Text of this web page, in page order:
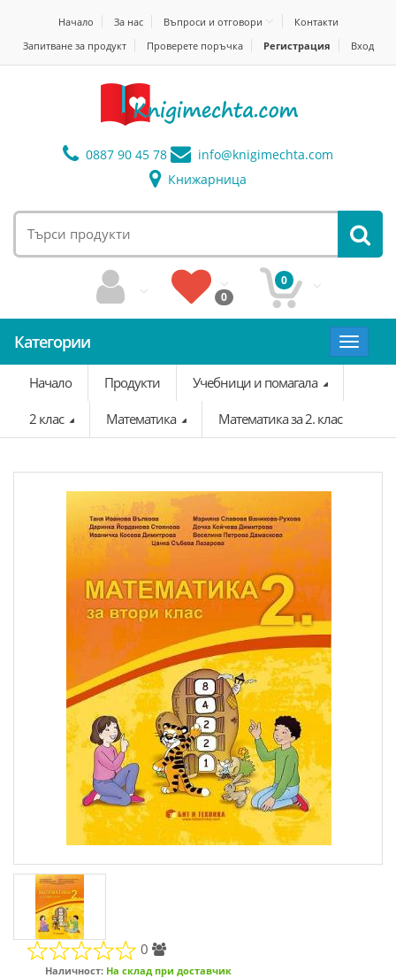
Начало За нас Въпроси и отговори
Контакти
Запитване за продукт
Проверете поръчка Регистрация Вход
0887 90 45 78 info@knigimechta.com
Книжарница
0
0
Категории
Toggle
Начало
Продукти Учебници и помагала
2 клас Математика Математика за 2. клас
0
Наличност: На склад при доставчик